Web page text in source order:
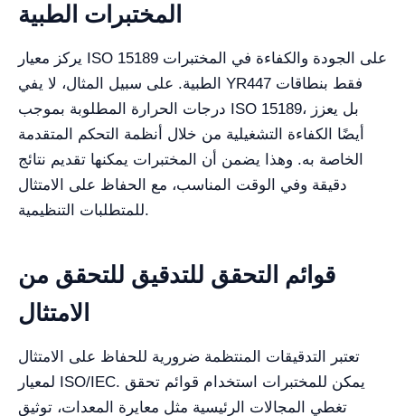
المختبرات الطبية
يركز معيار ISO 15189 على الجودة والكفاءة في المختبرات
الطبية. على سبيل المثال، لا يفي YR447 فقط بنطاقات
درجات الحرارة المطلوبة بموجب ISO 15189، بل يعزز
أيضًا الكفاءة التشغيلية من خلال أنظمة التحكم المتقدمة
الخاصة به. وهذا يضمن أن المختبرات يمكنها تقديم نتائج
دقيقة وفي الوقت المناسب، مع الحفاظ على الامتثال
للمتطلبات التنظيمية.
قوائم التحقق للتدقيق للتحقق من
الامتثال
تعتبر التدقيقات المنتظمة ضرورية للحفاظ على الامتثال
لمعيار ISO/IEC. يمكن للمختبرات استخدام قوائم تحقق
تغطي المجالات الرئيسية مثل معايرة المعدات، توثيق